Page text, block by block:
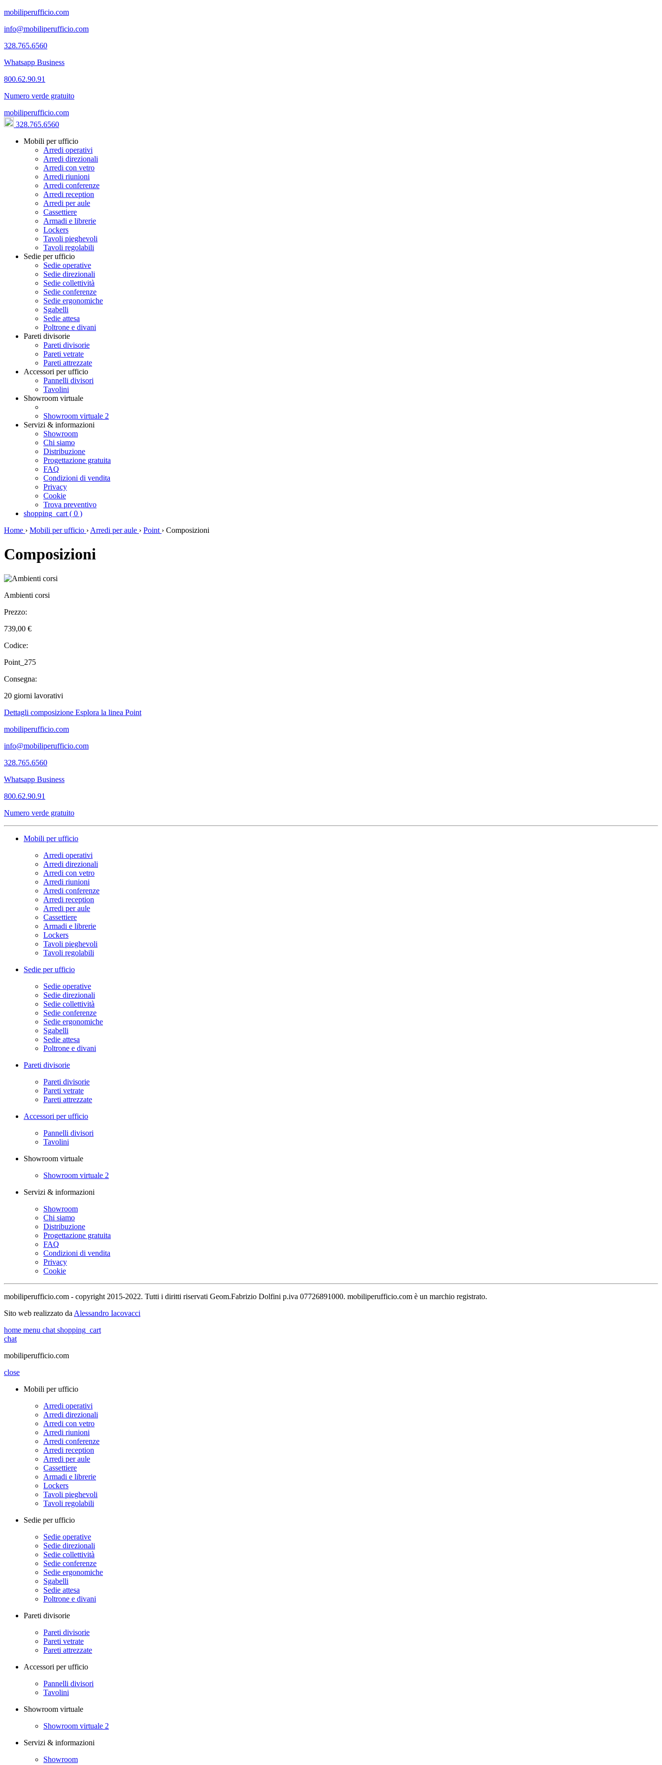
mobiliperufficio.com
info@mobiliperufficio.com
328.765.6560
Whatsapp Business
800.62.90.91
Numero verde gratuito
mobiliperufficio.com
328.765.6560
Mobili per ufficio
Arredi operativi
Arredi direzionali
Arredi con vetro
Arredi riunioni
Arredi conferenze
Arredi reception
Arredi per aule
Cassettiere
Armadi e librerie
Lockers
Tavoli pieghevoli
Tavoli regolabili
Sedie per ufficio
Sedie operative
Sedie direzionali
Sedie collettività
Sedie conferenze
Sedie ergonomiche
Sgabelli
Sedie attesa
Poltrone e divani
Pareti divisorie
Pareti divisorie
Pareti vetrate
Pareti attrezzate
Accessori per ufficio
Pannelli divisori
Tavolini
Showroom virtuale
Showroom virtuale 2
Servizi & informazioni
Showroom
Chi siamo
Distribuzione
Progettazione gratuita
FAQ
Condizioni di vendita
Privacy
Cookie
Trova preventivo
shopping_cart ( 0 )
Home › Mobili per ufficio › Arredi per aule › Point › Composizioni
Composizioni
Ambienti corsi
Prezzo:
739,00 €
Codice:
Point_275
Consegna:
20 giorni lavorativi
Dettagli composizione Esplora la linea Point
mobiliperufficio.com
info@mobiliperufficio.com
328.765.6560
Whatsapp Business
800.62.90.91
Numero verde gratuito
Mobili per ufficio
Arredi operativi
Arredi direzionali
Arredi con vetro
Arredi riunioni
Arredi conferenze
Arredi reception
Arredi per aule
Cassettiere
Armadi e librerie
Lockers
Tavoli pieghevoli
Tavoli regolabili
Sedie per ufficio
Sedie operative
Sedie direzionali
Sedie collettività
Sedie conferenze
Sedie ergonomiche
Sgabelli
Sedie attesa
Poltrone e divani
Pareti divisorie
Pareti divisorie
Pareti vetrate
Pareti attrezzate
Accessori per ufficio
Pannelli divisori
Tavolini
Showroom virtuale
Showroom virtuale 2
Servizi & informazioni
Showroom
Chi siamo
Distribuzione
Progettazione gratuita
FAQ
Condizioni di vendita
Privacy
Cookie
mobiliperufficio.com - copyright 2015-2022. Tutti i diritti riservati Geom.Fabrizio Dolfini p.iva 07726891000. mobiliperufficio.com è un marchio registrato.
Sito web realizzato da Alessandro Iacovacci
home menu chat shopping_cart
chat
mobiliperufficio.com
close
Mobili per ufficio
Arredi operativi
Arredi direzionali
Arredi con vetro
Arredi riunioni
Arredi conferenze
Arredi reception
Arredi per aule
Cassettiere
Armadi e librerie
Lockers
Tavoli pieghevoli
Tavoli regolabili
Sedie per ufficio
Sedie operative
Sedie direzionali
Sedie collettività
Sedie conferenze
Sedie ergonomiche
Sgabelli
Sedie attesa
Poltrone e divani
Pareti divisorie
Pareti divisorie
Pareti vetrate
Pareti attrezzate
Accessori per ufficio
Pannelli divisori
Tavolini
Showroom virtuale
Showroom virtuale 2
Servizi & informazioni
Showroom